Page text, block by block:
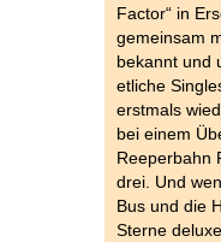
Factor“ in
gemeinsam
bekannt und
etliche
erstmals
bei einem
Reeperbahn
drei. Und
Bus und die
Sterne